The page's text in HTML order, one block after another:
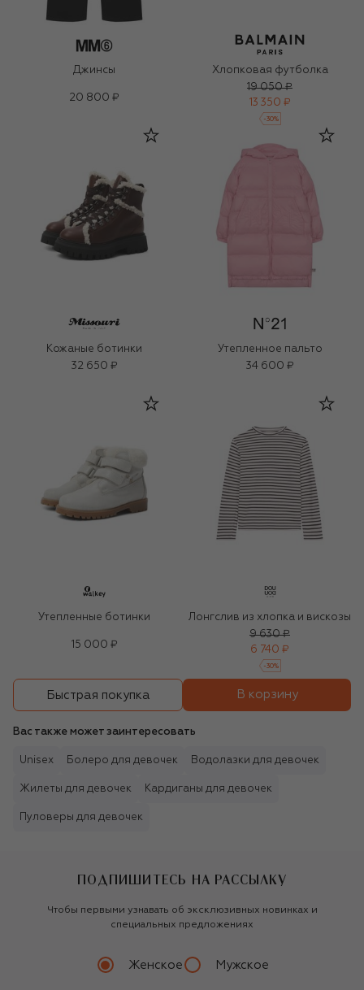
Джинсы
20 800 ₽
Хлопковая футболка
19 050 ₽
13 350 ₽
-30%
Кожаные ботинки
32 650 ₽
Утепленное пальто
34 600 ₽
Утепленные ботинки
15 000 ₽
Лонгслив из хлопка и вискозы
9 630 ₽
6 740 ₽
-30%
Быстрая покупка В корзину
Вас также может заинтересовать
Unisex Болеро для девочек Водолазки для девочек
Жилеты для девочек Кардиганы для девочек
Пуловеры для девочек
ПОДПИШИТЕСЬ НА РАССЫЛКУ
Чтобы первыми узнавать об эксклюзивных новинках и
специальных предложениях
Женское Мужское